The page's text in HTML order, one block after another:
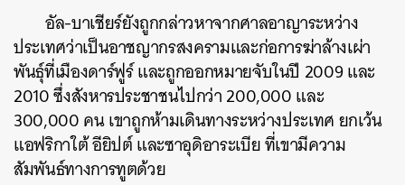
อัล-บาเชียร์ยังถูกกล่าวหาจากศาลอาญาระหว่าง
ประเทศว่าเป็นอาชญากรสงครามและก่อการฆ่าล้างเผ่า
พันธุ์ที่เมืองดาร์ฟูร์ และถูกออกหมายจับในปี 2009 และ
2010 ซึ่งสังหารประชาชนไปกว่า 200,000 และ
300,000 คน เขาถูกห้ามเดินทางระหว่างประเทศ ยกเว้น
แอฟริกาใต้ อียิปต์ และซาอุดิอาระเบีย ที่เขามีความ
สัมพันธ์ทางการทูตด้วย
SHARE TWEET LINE EMAIL